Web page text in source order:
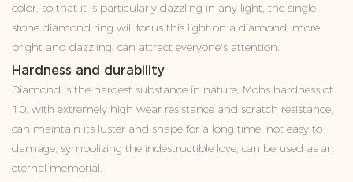
color, so that it is particularly dazzling in any light, the single
stone diamond ring will focus this light on a diamond, more
bright and dazzling, can attract everyone's attention.
Hardness and durability
Diamond is the hardest substance in nature, Mohs hardness of
10, with extremely high wear resistance and scratch resistance,
can maintain its luster and shape for a long time, not easy to
damage, symbolizing the indestructible love, can be used as an
eternal memorial.